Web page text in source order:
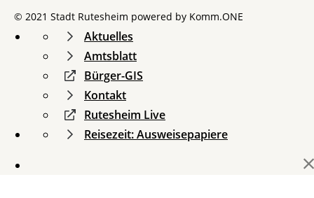
© 2021 Stadt Rutesheim powered by Komm.ONE
Aktuelles
Amtsblatt
Bürger-GIS
Kontakt
Rutesheim Live
Reisezeit: Ausweisepapiere